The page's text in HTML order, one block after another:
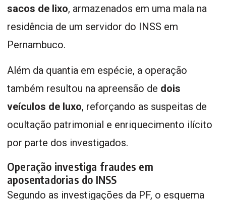
sacos de lixo, armazenados em uma mala na
residência de um servidor do INSS em
Pernambuco.
Além da quantia em espécie, a operação
também resultou na apreensão de dois
veículos de luxo, reforçando as suspeitas de
ocultação patrimonial e enriquecimento ilícito
por parte dos investigados.
Operação investiga fraudes em
aposentadorias do INSS
Segundo as investigações da PF, o esquema